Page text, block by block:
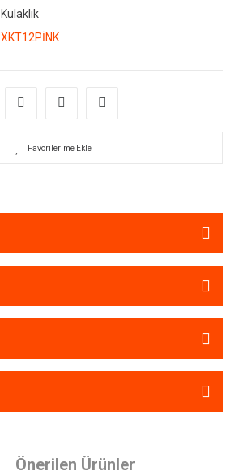
Kulaklık
XKT12PİNK
Önerilen Ürünler